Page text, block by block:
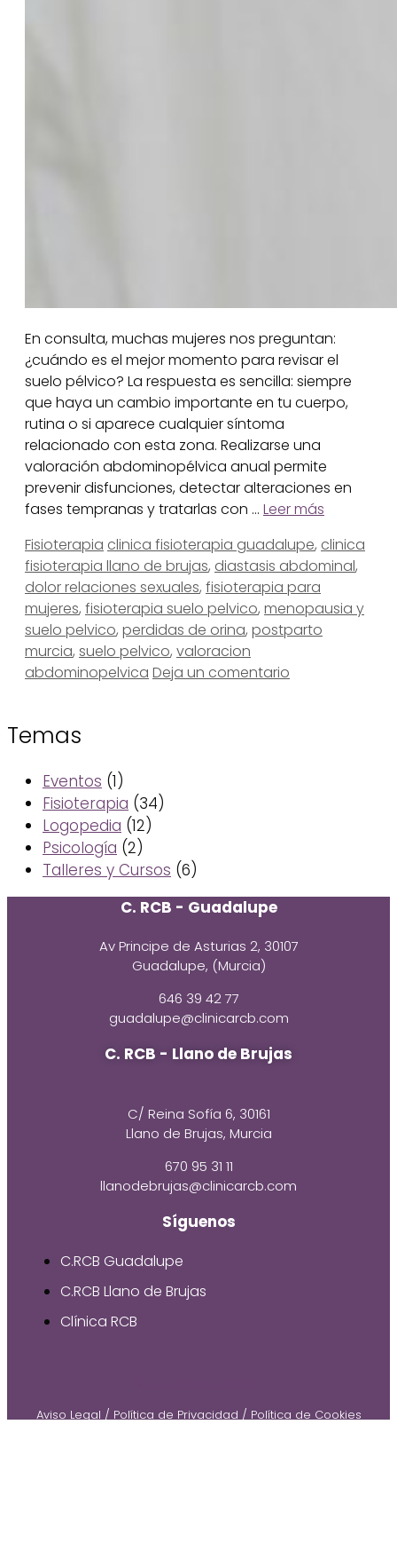
En consulta, muchas mujeres nos preguntan:
¿cuándo es el mejor momento para revisar el
suelo pélvico? La respuesta es sencilla: siempre
que haya un cambio importante en tu cuerpo,
rutina o si aparece cualquier síntoma
relacionado con esta zona. Realizarse una
valoración abdominopélvica anual permite
prevenir disfunciones, detectar alteraciones en
fases tempranas y tratarlas con … Leer más
Categorías
Fisioterapia Etiquetas
clinica fisioterapia guadalupe, clinica
fisioterapia llano de brujas, diastasis abdominal,
dolor relaciones sexuales, fisioterapia para
mujeres, fisioterapia suelo pelvico, menopausia y
suelo pelvico, perdidas de orina, postparto
murcia, suelo pelvico, valoracion
abdominopelvica Deja un comentario
Temas
Eventos (1)
Fisioterapia (34)
Logopedia (12)
Psicología (2)
Talleres y Cursos (6)
C. RCB - Guadalupe
Av Principe de Asturias 2, 30107
Guadalupe, (Murcia)
646 39 42 77
guadalupe@clinicarcb.com
C. RCB - Llano de Brujas
C/ Reina Sofía 6, 30161
Llano de Brujas, Murcia
670 95 31 11
llanodebrujas@clinicarcb.com
Síguenos
C.RCB Guadalupe
C.RCB Llano de Brujas
Clínica RCB
Aviso Legal / Política de Privacidad / Política de Cookies